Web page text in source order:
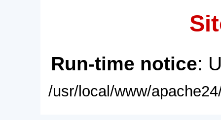
Run-time notice:
/usr/local/www/